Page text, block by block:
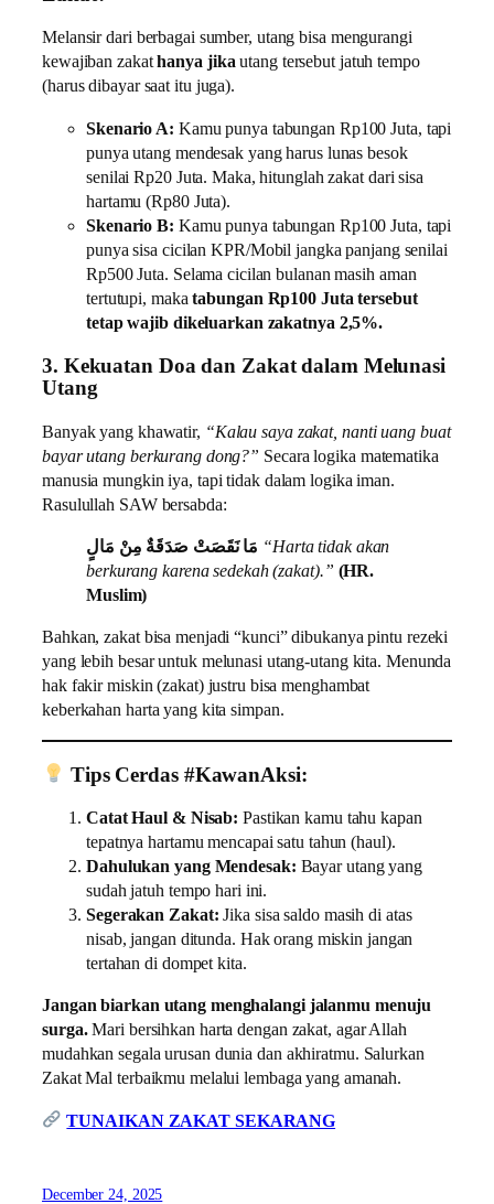
Melansir dari berbagai sumber, utang bisa mengurangi
kewajiban zakathanya jikautang tersebut jatuh tempo
(harus dibayar saat itu juga).
Skenario A: Kamu punya tabungan Rp100 Juta, tapi
punya utang mendesak yang harus lunas besok
senilai Rp20 Juta. Maka, hitunglah zakat dari sisa
hartamu (Rp80 Juta).
Skenario B: Kamu punya tabungan Rp100 Juta, tapi
punya sisa cicilan KPR/Mobil jangka panjang senilai
Rp500 Juta. Selama cicilan bulanan masih aman
tertutupi, makatabungan Rp100 Juta tersebut
tetap wajib dikeluarkan zakatnya 2,5%.
3. Kekuatan Doa dan Zakat dalam Melunasi
Utang
Banyak yang khawatir, “Kalau saya zakat, nanti uang buat
bayar utang berkurang dong?” Secara logika matematika
manusia mungkin iya, tapi tidak dalam logika iman.
Rasulullah SAW bersabda:
مَا نَقَصَتْ صَدَقَةٌ مِنْ مَالٍ “Harta tidak akan
berkurang karena sedekah (zakat).” (HR.
Muslim)
Bahkan, zakat bisa menjadi “kunci” dibukanya pintu rezeki
yang lebih besar untuk melunasi utang-utang kita. Menunda
hak fakir miskin (zakat) justru bisa menghambat
keberkahan harta yang kita simpan.
Tips Cerdas #KawanAksi:
Catat Haul & Nisab: Pastikan kamu tahu kapan
tepatnya hartamu mencapai satu tahun (haul).
Dahulukan yang Mendesak: Bayar utang yang
sudah jatuh tempo hari ini.
Segerakan Zakat: Jika sisa saldo masih di atas
nisab, jangan ditunda. Hak orang miskin jangan
tertahan di dompet kita.
Jangan biarkan utang menghalangi jalanmu menuju
surga.Mari bersihkan harta dengan zakat, agar Allah
mudahkan segala urusan dunia dan akhiratmu. Salurkan
Zakat Mal terbaikmu melalui lembaga yang amanah.
TUNAIKAN ZAKAT SEKARANG
December 24, 2025